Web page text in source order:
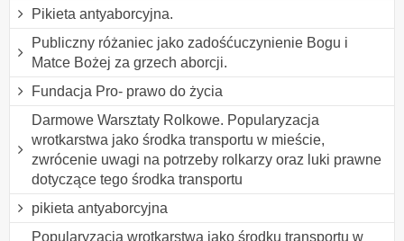
Pikieta antyaborcyjna.
Publiczny różaniec jako zadośćuczynienie Bogu i
Matce Bożej za grzech aborcji.
Fundacja Pro- prawo do życia
Darmowe Warsztaty Rolkowe. Popularyzacja
wrotkarstwa jako środka transportu w mieście,
zwrócenie uwagi na potrzeby rolkarzy oraz luki prawne
dotyczące tego środka transportu
pikieta antyaborcyjna
Popularyzacja wrotkarstwa jako środku transportu w